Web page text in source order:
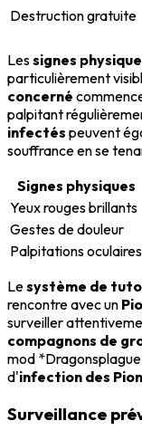
Destruction gratuite
Lessignes
particulièrement
concerné
palpitant
infectés peuvent
souffrance en se
Signes physiques
Yeux rouges brillants
Gestes de douleur
Palpitations oculaires
Lesystème de
rencontre avec un
surveiller
compagnons de
mod
d'infection des
Surveillance